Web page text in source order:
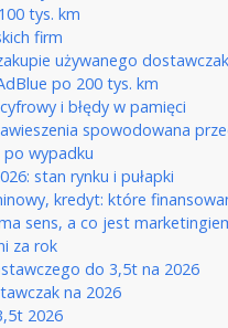
tys. km
firm
używanego
po 200 tys. km
i błędy w pamięci
spowodowana
po wypadku
stan rynku i pułapki
kredyt: które
sens, a co jest
za rok
do 3,5t na 2026
na 2026
2026